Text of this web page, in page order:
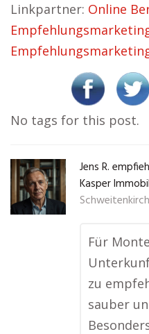
Linkpartner: Online
No tags for this post.
Jens R.
Kasper
Für
zu
sauber